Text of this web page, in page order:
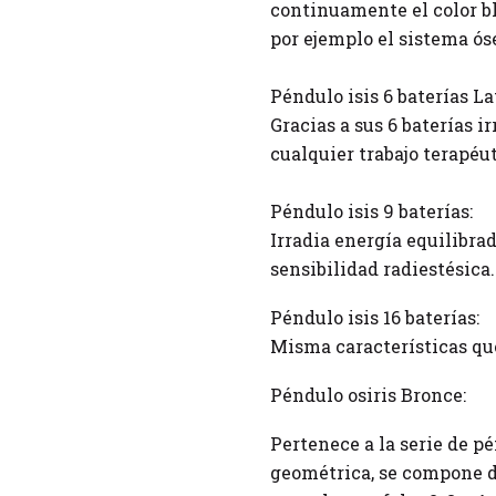
continuamente el color
por ejemplo el sistema
Péndulo isis 6 baterías
Gracias a sus 6 baterías
cualquier trabajo
Péndulo isis 9 baterías:
Irradia energía
sensibilidad radiestésica.
Péndulo isis 16 baterías:
Misma características
Péndulo osiris Bronce:
Pertenece a la serie de
geométrica, se compone